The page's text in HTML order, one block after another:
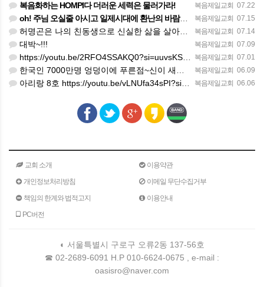
복음제일교회 07.22
복음화하는 HOMPI다 더러운 세력은 물러가라!
복음제일교회 07.15
oh! 주님 오실줄 아시고 일제시대에 환난의 바람을 불어 러시아의 한지역에서 중앙아시아로 89녆 출애굽의 역…
복음제일교회 07.14
허명곤은 나의 친동생으로 신실한 삶을 살아가고 있다. 한 편의 노래가 대중화 하지 않았을지라도 독일인들의 소…
복음제일교회 07.09
대박~!!!
복음제일교회 07.01
https://youtu.be/2RFO4SSAKQ0?si=uuvsKScwWixxlzg8(김정호교수 보고)
복음제일교회 06.09
한국인 7000만명 엉덩이에 푸른점~신이 새겨준 화인(火印)을 새겨준 한국인의 엉덩이에 새겨진 화인이었다.
복음제일교회 06.06
아리랑 8호 https://youtu.be/vLNUfa34sPI?si=H5SLK_1iJPxSRBQa
교회 소개
이용약관
개인정보처리방침
이메일 무단수집거부
책임의 한계와 법적고지
이용안내
PC버전
◐ 서울특별시 구로구 오류2동 137-56호
☎ 02-2689-6091 H.P 010-6624-0675 , e-mail :
oasisro@naver.com